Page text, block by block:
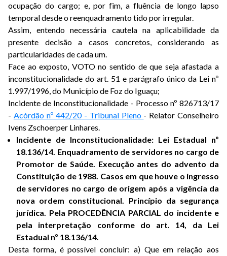
ocupação do cargo; e, por fim, a fluência de longo lapso
temporal desde o reenquadramento tido por irregular.
Assim, entendo necessária cautela na aplicabilidade da
presente decisão a casos concretos, considerando as
particularidades de cada um.
Face ao exposto, VOTO no sentido de que seja afastada a
inconstitucionalidade do art. 51 e parágrafo único da Lei nº
1.997/1996, do Município de Foz do Iguaçu;
Incidente de Inconstitucionalidade - Processo nº 826713/17
- Acórdão nº 442/20 - Tribunal Pleno - Relator Conselheiro
Ivens Zschoerper Linhares.
Incidente de Inconstitucionalidade: Lei Estadual nº
18.136/14. Enquadramento de servidores no cargo de
Promotor de Saúde. Execução antes do advento da
Constituição de 1988. Casos em que houve o ingresso
de servidores no cargo de origem após a vigência da
nova ordem constitucional. Princípio da segurança
jurídica. Pela PROCEDÊNCIA PARCIAL do incidente e
pela interpretação conforme do art. 14, da Lei
Estadual nº 18.136/14.
Desta forma, é possível concluir: a) Que em relação aos